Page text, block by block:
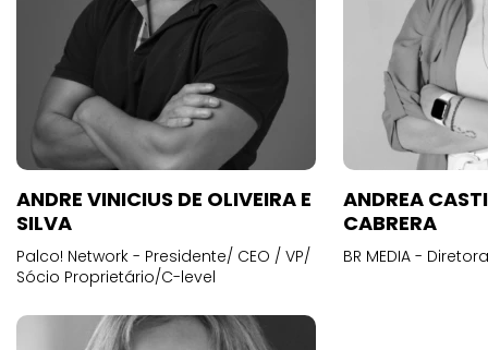
ANDRE VINICIUS DE OLIVEIRA E
SILVA
Palco! Network - Presidente/ CEO / VP/
Sócio Proprietário/C-level
ANDREA
CABRERA
BR MEDIA -